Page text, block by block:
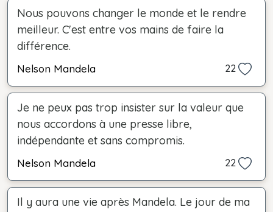
Nous pouvons changer le monde et le rendre
meilleur. C'est entre vos mains de faire la
différence.
Nelson Mandela 22
Je ne peux pas trop insister sur la valeur que
nous accordons à une presse libre,
indépendante et sans compromis.
Nelson Mandela 22
Il y aura une vie après Mandela. Le jour de ma